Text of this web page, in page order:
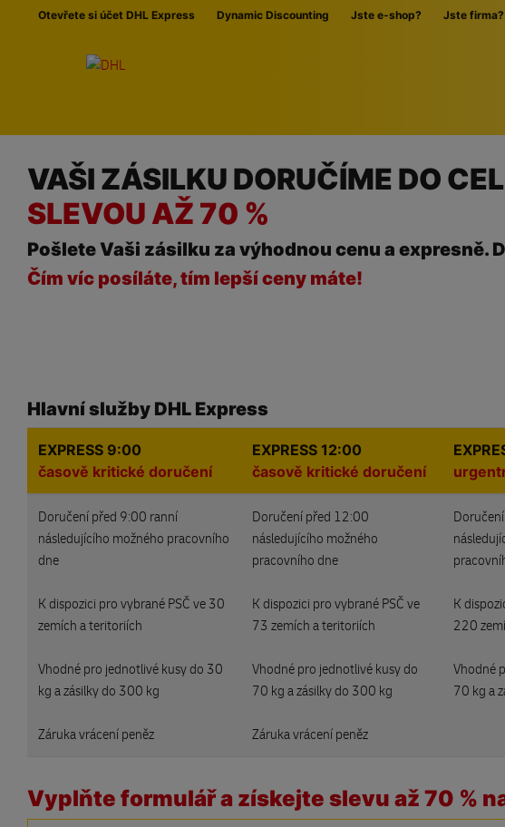
Přeskočit navigaci
Otevřete si účet DHL Express Dynamic Discounting Jste e-shop? Jste firma?
VAŠI ZÁSILKU DORUČÍME DO
SLEVOU AŽ 70 %
Pošlete Vaši zásilku za výhodnou cenu a expresně.
Čím víc posíláte, tím lepší ceny máte!
Hlavní služby DHL Express
EXPRESS 9:00
časově kritické doručení
EXPRESS 12:00
časově kritické doručení
Doručení před 9:00 ranní
následujícího možného pracovního
dne
K dispozici pro vybrané PSČ ve 30
zemích a teritoriích
Vhodné pro jednotlivé kusy do 30
kg a zásilky do 300 kg
Záruka vrácení peněz
Doručení před 12:00
následujícího možného
pracovního dne
K dispozici pro vybrané PSČ ve
73 zemích a teritoriích
Vhodné pro jednotlivé kusy do
70 kg a zásilky do 300 kg
Záruka vrácení peněz
K
220
Vhodné
70 kg a
Vyplňte formulář a získejte slevu až 70 %